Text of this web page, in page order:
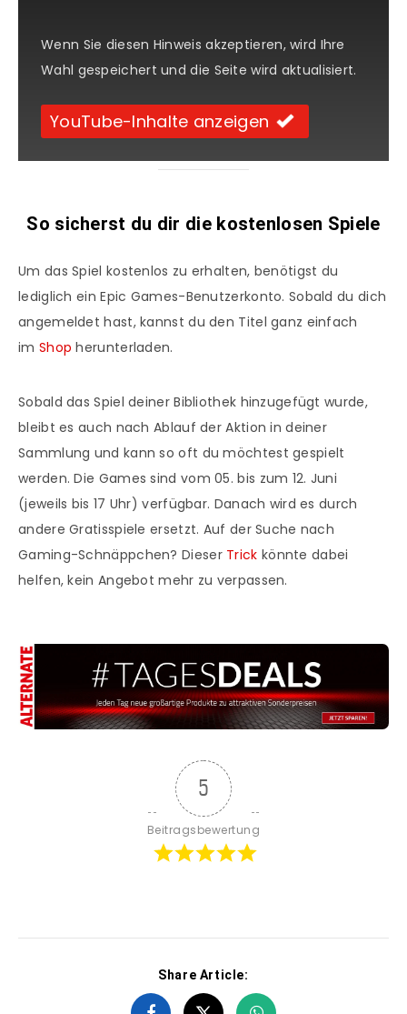
Wenn Sie diesen Hinweis akzeptieren, wird Ihre
Wahl gespeichert und die Seite wird aktualisiert.
YouTube-Inhalte anzeigen
So sicherst du dir die kostenlosen Spiele
Um das Spiel kostenlos zu erhalten, benötigst du
lediglich ein Epic Games-Benutzerkonto. Sobald du dich
angemeldet hast, kannst du den Titel ganz einfach
im Shopherunterladen.
Sobald das Spiel deiner Bibliothek hinzugefügt wurde,
bleibt es auch nach Ablauf der Aktion in deiner
Sammlung und kann so oft du möchtest gespielt
werden. Die Games sind vom 05. bis zum 12. Juni
(jeweils bis 17 Uhr) verfügbar. Danach wird es durch
andere Gratisspiele ersetzt. Auf der Suche nach
Gaming-Schnäppchen? Dieser Trick könnte dabei
helfen, kein Angebot mehr zu verpassen.
5
Beitragsbewertung
Share Article: